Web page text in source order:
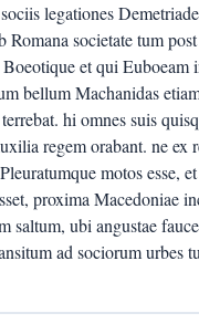
legationes
societate tum
et qui Euboeam
bellum Machanidas
hi omnes suis
regem orabant. ne ex
motos esse,
proxima Macedoniae
ubi angustae
ad sociorum urbes